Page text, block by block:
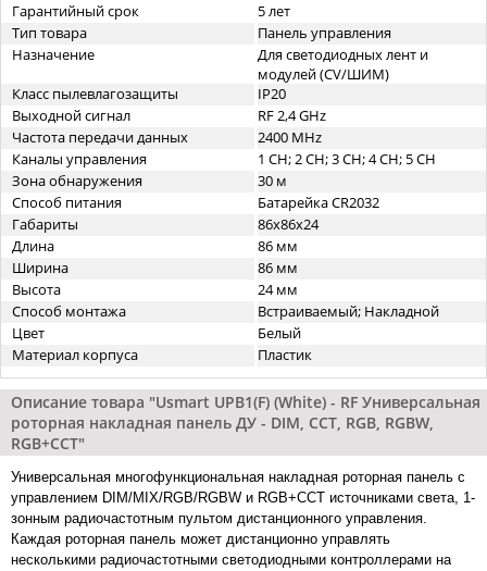
Гарантийный срок
5 лет
Тип товара
Панель управления
Назначение
Для светодиодных лент и
модулей (CV/ШИМ)
Класс пылевлагозащиты
IP20
Выходной сигнал
RF 2,4 GHz
Частота передачи данных
2400 MHz
Каналы управления
1 CH; 2 CH; 3 CH; 4 CH; 5 CH
Зона обнаружения
30 м
Способ питания
Батарейка CR2032
Габариты
86х86x24
Длина
86 мм
Ширина
86 мм
Высота
24 мм
Способ монтажа
Встраиваемый; Накладной
Цвет
Белый
Материал корпуса
Пластик
Описание товара "Usmart UPB1(F) (White) - RF Универсальная
роторная накладная панель ДУ - DIM, CCT, RGB, RGBW,
RGB+CCT"
Универсальная многофункциональная накладная роторная панель с
управлением DIM/MIX/RGB/RGBW и RGB+CCT источниками света, 1-
зонным радиочастотным пультом дистанционного управления.
Каждая роторная панель может дистанционно управлять
несколькими радиочастотными светодиодными контроллерами на